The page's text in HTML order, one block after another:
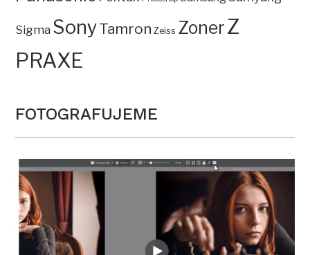
Sigma SonyTamron Zeiss ZonerZ
PRAXE
FOTOGRAFUJEME